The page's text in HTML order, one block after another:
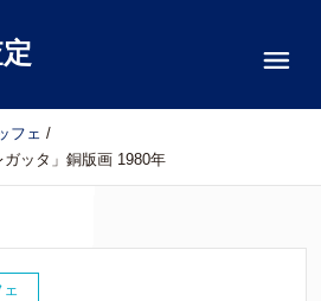
フェ /
ッタ」銅版画 1980年